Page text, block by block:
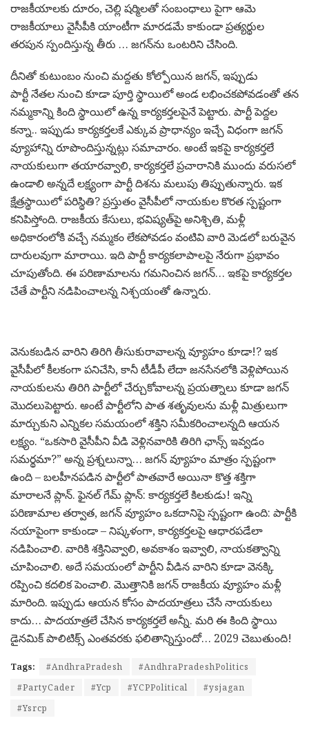
రాజకీయాలకు దూరం, చెల్లి షర్మిలతో సంబంధాలు పైగా ఆమె
రాజకీయాలు వైసీపీకి యాంటీగా మారడమే కాకుండా ప్రత్యర్థుల
తరపున స్పందిస్తున్న తీరు … జగన్‌ను ఒంటరిని చేసింది.
దీనితో కుటుంబం నుంచి మద్దతు కోల్పోయిన జగన్, ఇప్పుడు
పార్టీ నేతల నుంచి కూడా పూర్తి స్థాయిలో అండ లభించకపోవడంతో తన
నమ్మకాన్ని కింది స్థాయిలో ఉన్న కార్యకర్తలపైనే పెట్టారు. పార్టీ పెద్దల
కన్నా.. ఇప్పుడు కార్యకర్తలకే ఎక్కువ ప్రాధాన్యం ఇచ్చే విధంగా జగన్
వ్యూహాన్ని రూపొందిస్తున్నట్లు సమాచారం. అంటే ఇకపై కార్యకర్తలే
నాయకులుగా తయారవ్వాలి, కార్యకర్తలే ప్రచారానికి ముందు వరుసలో
ఉండాలి అన్నదే లక్ష్యంగా పార్టీ దిశను మలుపు తిప్పుతున్నారు. ఇక
క్షేత్రస్థాయిలో పరిస్థితి? ప్రస్తుతం వైసీపీలో నాయకుల కొరత స్పష్టంగా
కనిపిస్తోంది. రాజకీయ కేసులు, భవిష్యత్‌పై అనిశ్చితి, మళ్లీ
అధికారంలోకి వచ్చే నమ్మకం లేకపోవడం వంటివి వారి మెడలో బరువైన
దారులవుగా మారాయి. ఇది పార్టీ కార్యకలాపాలపై నేరుగా ప్రభావం
చూపుతోంది. ఈ పరిణామాలను గమనించిన జగన్… ఇకపై కార్యకర్తల
చేతే పార్టీని నడిపించాలన్న నిశ్చయంతో ఉన్నారు.
వెనుకబడిన వారిని తిరిగి తీసుకురావాలన్న వ్యూహం కూడా!? ఇక
వైసీపీలో కీలకంగా పనిచేసి, కానీ టీడీపీ లేదా జనసేనలోకి వెళ్లిపోయిన
నాయకులను తిరిగి పార్టీలో చేర్చుకోవాలన్న ప్రయత్నాలు కూడా జగన్
మొదలుపెట్టారు. అంటే పార్టీలోని పాత శతృవులను మళ్లీ మిత్రులుగా
మార్చుకుని ఎన్నికల సమయంలో శక్తిని సమీకరించాలన్నది ఆయన
లక్ష్యం. “ఒకసారి వైసీపీని వీడి వెళ్లినవారికి తిరిగి ఛాన్స్ ఇవ్వడం
సమర్థమా?” అన్న ప్రశ్నలున్నా… జగన్ వ్యూహం మాత్రం స్పష్టంగా
ఉంది – బలహీనపడిన పార్టీలో పాతవారే అయినా కొత్త శక్తిగా
మారాలనే ప్లాన్. ఫైనల్ గేమ్ ప్లాన్: కార్యకర్తలే కిలకుడు! ఇన్ని
పరిణామాల తర్వాత, జగన్ వ్యూహం ఒకదానిపై స్పష్టంగా ఉంది: పార్టీకి
నయాపైంగా కాకుండా – నిష్కళంగా, కార్యకర్తలపై ఆధారపడేలా
నడిపించాలి. వారికి శక్తినివ్వాలి, అవకాశం ఇవ్వాలి, నాయకత్వాన్ని
చూపించాలి. అదే సమయంలో పార్టీని వీడిన వారిని కూడా వెనక్కి
రప్పించి కదలిక పెంచాలి. మొత్తానికి జగన్ రాజకీయ వ్యూహం మళ్లీ
మారింది. ఇప్పుడు ఆయన కోసం పాదయాత్రలు చేసే నాయకులు
కాదు… పాదయాత్రలే చేసిన కార్యకర్తలే అన్నీ. మరి ఈ కింది స్థాయి
డైనమిక్‌ పాలిటిక్స్ ఎంతవరకు ఫలితాన్నిస్తుందో… 2029 చెబుతుంది!
Tags: #AndhraPradesh
#AndhraPradeshPolitics
#PartyCader
#Ycp #YCPPolitical
#ysjagan
#Ysrcp